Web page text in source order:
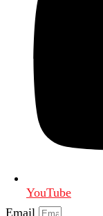
YouTube
Email